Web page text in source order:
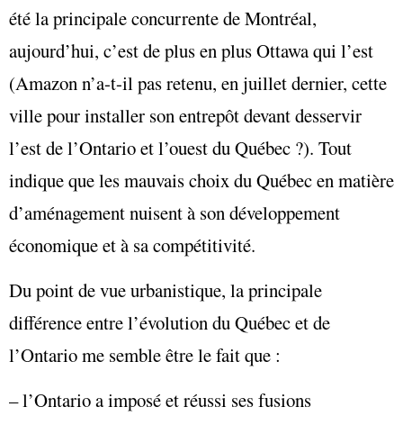
été la principale concurrente de Montréal,
aujourd’hui, c’est de plus en plus Ottawa qui l’est
(Amazon n’a-t-il pas retenu, en juillet dernier, cette
ville pour installer son entrepôt devant desservir
l’est de l’Ontario et l’ouest du Québec ?). Tout
indique que les mauvais choix du Québec en matière
d’aménagement nuisent à son développement
économique et à sa compétitivité.
Du point de vue urbanistique, la principale
différence entre l’évolution du Québec et de
l’Ontario me semble être le fait que :
– l’Ontario a imposé et réussi ses fusions